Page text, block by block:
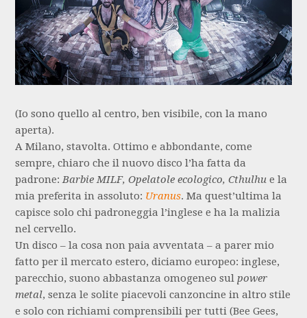
(Io sono quello al centro, ben visibile, con la mano
aperta).
A Milano, stavolta. Ottimo e abbondante, come
sempre, chiaro che il nuovo disco l’ha fatta da
padrone:Barbie MILF, Opelatole ecologico, Cthulhu e la
mia preferita in assoluto: Uranus. Ma quest’ultima la
capisce solo chi padroneggia l’inglese e ha la malizia
nel cervello.
Un disco – la cosa non paia avventata – a parer mio
fatto per il mercato estero, diciamo europeo: inglese,
parecchio, suono abbastanza omogeneo sulpower
metal, senza le solite piacevoli canzoncine in altro stile
e solo con richiami comprensibili per tutti (Bee Gees,